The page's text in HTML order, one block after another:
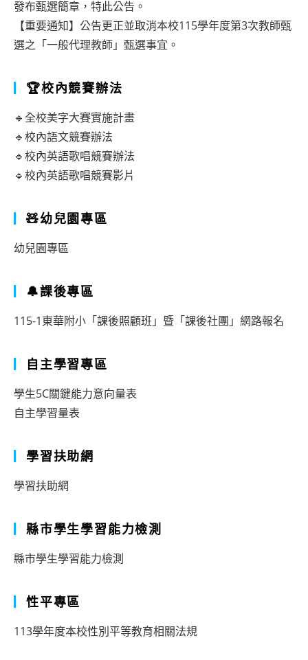
發布甄選簡章，特此公告。
【重要通知】公告更正並取消本校115學年度第3次教師甄
選之「一般代理教師」甄選事宜。
🏆校內競賽辦法
🔹全校美字大賽實施計畫
🔹校內語文競賽辦法
🔹校內英語歌唱競賽辦法
🔹校內英語歌唱競賽影片
🧸幼兒園專區
幼兒園專區
🔔課後專區
115-1東華附小「課後照顧班」暨「課後社團」網路報名
自主學習專區
學生5C關鍵能力意向量表
自主學習量表
學習扶助網
學習扶助網
縣市學生學習能力檢測
縣市學生學習能力檢測
性平專區
113學年度本校性別平等教育相關法規